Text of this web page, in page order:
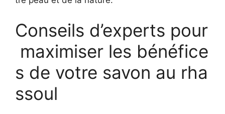
Conseils d’experts pour
maximiser les bénéfice
s de votre savon au rha
ssoul